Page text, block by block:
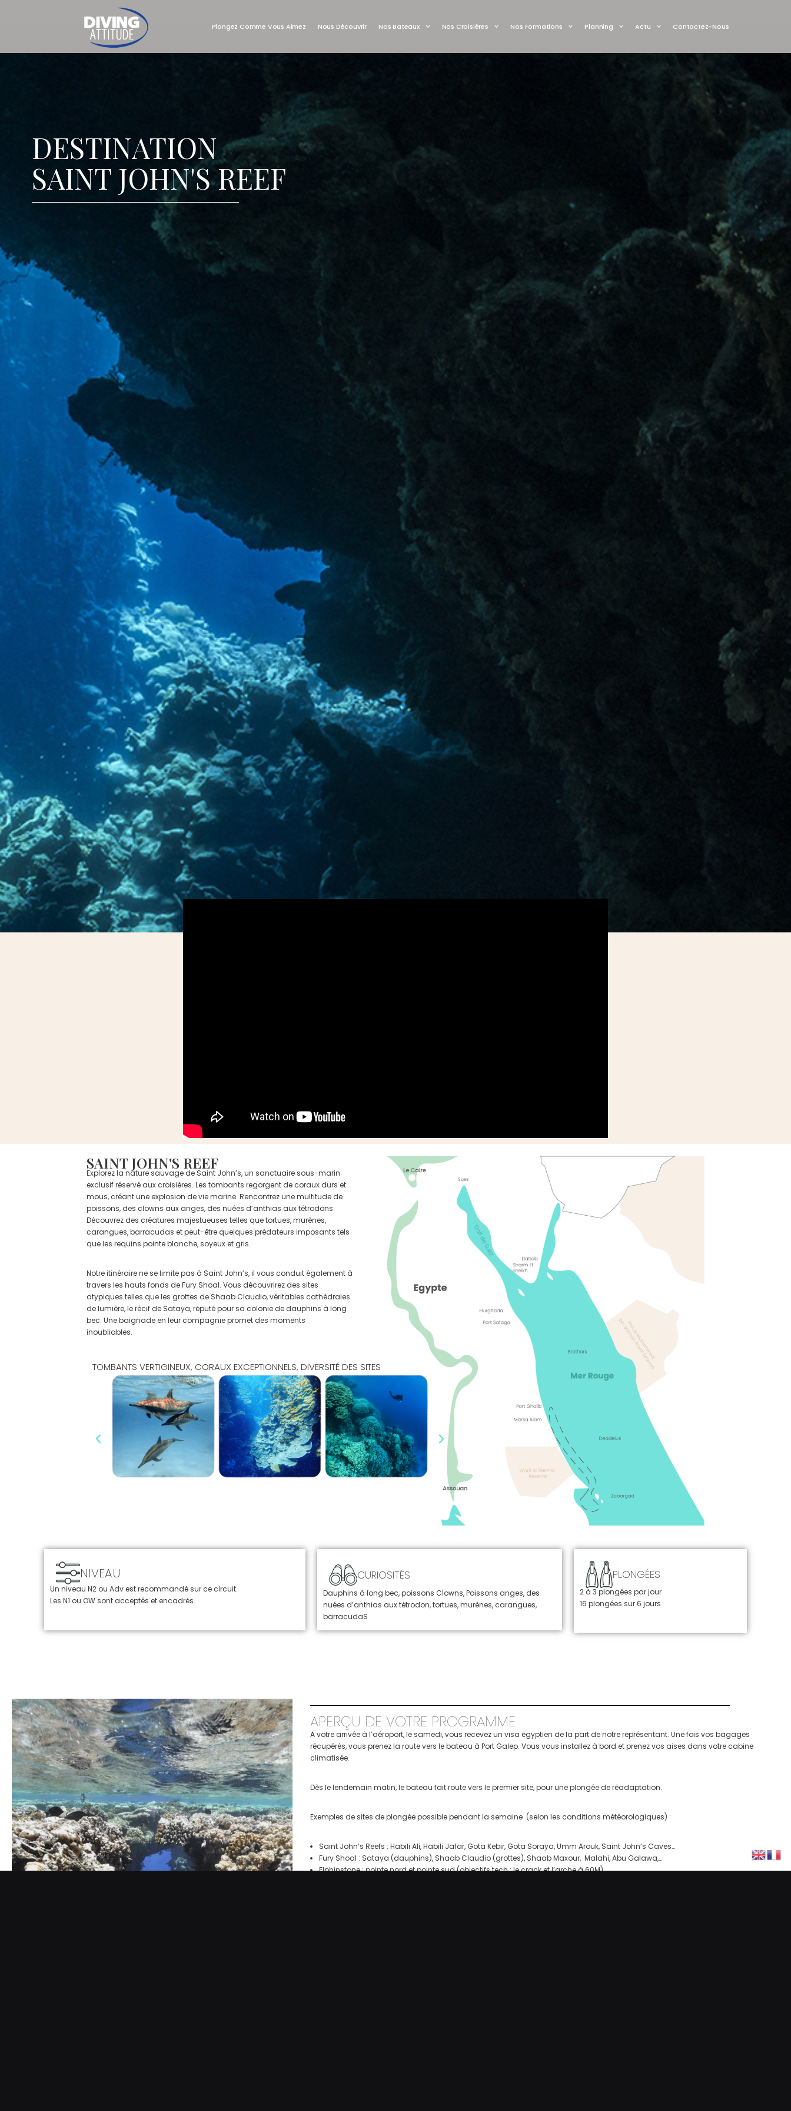
Plongez Comme Vous Aimez Nous Découvrir Nos Bateaux Nos Croisières Nos Formations Planning Actu Contactez-Nous
DESTINATION
SAINT JOHN'S REEF
SAINT JOHN'S REEF
Explorez la nature sauvage de Saint John’s, un sanctuaire sous-marin
exclusif réservé aux croisières. Les tombants regorgent de coraux durs et
mous, créant une explosion de vie marine. Rencontrez une multitude de
poissons, des clowns aux anges, des nuées d’anthias aux tétrodons.
Découvrez des créatures majestueuses telles que tortues, murènes,
carangues, barracudas et peut-être quelques prédateurs imposants tels
que les requins pointe blanche, soyeux et gris.
Notre itinéraire ne se limite pas à Saint John’s, il vous conduit également à
travers les hauts fonds de Fury Shoal. Vous découvrirez des sites
atypiques telles que les grottes de Shaab Claudio, véritables cathédrales
de lumière, le récif de Sataya, réputé pour sa colonie de dauphins à long
bec. Une baignade en leur compagnie promet des moments
inoubliables.
TOMBANTS VERTIGINEUX, CORAUX EXCEPTIONNELS, DIVERSITÉ DES SITES
NIVEAU
Un niveau N2 ou Adv est recommandé sur ce circuit.
Les N1 ou OW sont acceptés et encadrés.
CURIOSITÉS
Dauphins à long bec, poissons Clowns, Poissons anges, des
nuées d’anthias aux tétrodon, tortues, murènes, carangues,
barracudaS
PLONGÉES
2 à 3 plongées par jour
16 plongées sur 6 jours
APERÇU DE VOTRE PROGRAMME
A votre arrivée à l’aéroport, le samedi, vous recevez un visa égyptien de la part de notre représentant. Une fois vos bagages
récupérés, vous prenez la route vers le bateau à Port Galep. Vous vous installez à bord et prenez vos aises dans votre cabine
climatisée.
Dès le lendemain matin, le bateau fait route vers le premier site, pour une plongée de réadaptation.
Exemples de sites de plongée possible pendant la semaine (selon les conditions météorologiques) :
Saint John’s Reefs : Habili Ali, Habili Jafar, Gota Kebir, Gota Soraya, Umm Arouk, Saint John’s Caves…
Fury Shoal : Sataya (dauphins), Shaab Claudio (grottes), Shaab Maxour, Malahi, Abu Galawa,…
Elphinstone : pointe nord et pointe sud (objectifs tech : le crack et l’arche à 60M)